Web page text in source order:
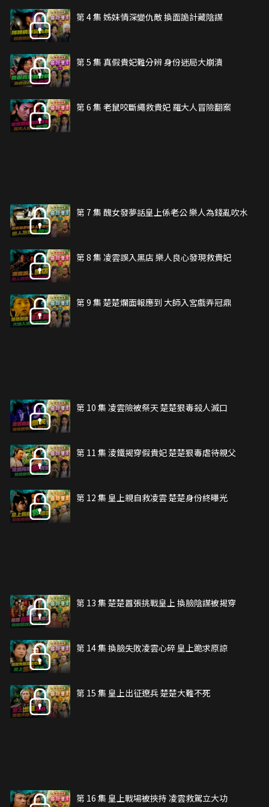
第 4 集 姊妹情深變仇敵 換面詭計藏陰謀
第 5 集 真假貴妃難分辨 身份迷局大崩潰
第 6 集 老鼠咬斷繩救貴妃 羅大人冒險翻案
第 7 集 醜女發夢話皇上係老公 樂人為錢亂吹水
第 8 集 凌雲誤入黑店 樂人良心發現救貴妃
第 9 集 楚楚爛面報應到 大師入宮戲弄冠鼎
第 10 集 凌雲險被祭天 楚楚狠毒殺人滅口
第 11 集 淩鐵揭穿假貴妃 楚楚狠毒虐待親父
第 12 集 皇上親自救凌雲 楚楚身份終曝光
第 13 集 楚楚囂張挑戰皇上 換臉陰謀被揭穿
第 14 集 換臉失敗凌雲心碎 皇上跪求原諒
第 15 集 皇上出征遼兵 楚楚大難不死
第 16 集 皇上戰場被挾持 凌雲救駕立大功